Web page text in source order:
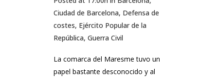
Ciudad de Barcelona, Defensa de
costes, Ejército Popular de la
República, Guerra Civil
La comarca del Maresme tuvo un
papel bastante desconocido y al